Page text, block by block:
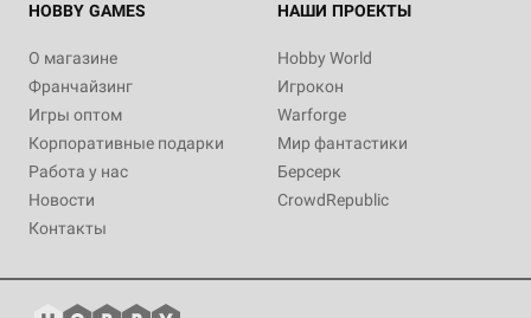
HOBBY GAMES
О магазине
Франчайзинг
Игры оптом
Корпоративные подарки
Работа у нас
Новости
Контакты
НАШИ ПРОЕКТЫ
Hobby World
Игрокон
Warforge
Мир фантастики
Берсерк
CrowdRepublic